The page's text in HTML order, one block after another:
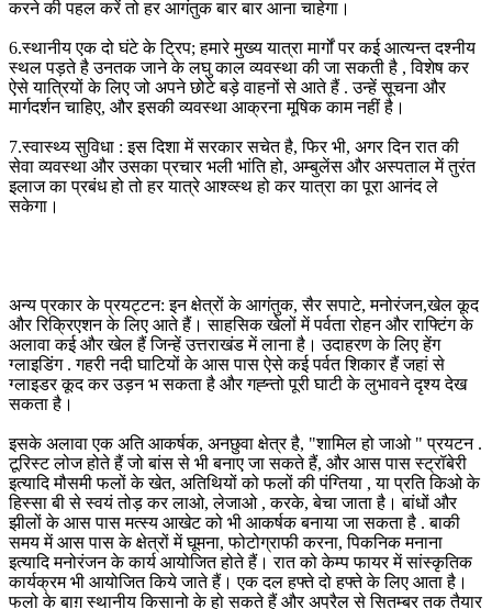
करने की पहल करें तो हर आगंतुक बार बार आना चाहेगा।
6.स्थानीय एक दो घंटे के ट्रिप; हमारे मुख्य यात्रा मार्गों पर कई आत्यन्त दश्नीय
स्थल पड़ते है उनतक जाने के लघु काल व्यवस्था की जा सकती है , विशेष कर
ऐसे यात्रियों के लिए जो अपने छोटे बड़े वाहनों से आते हैं . उन्हें सूचना और
मार्गदर्शन चाहिए, और इसकी व्यवस्था आक्रना मूषिक काम नहीं है।
7.स्वास्थ्य सुविधा : इस दिशा में सरकार सचेत है, फिर भी, अगर दिन रात की
सेवा व्यवस्था और उसका प्रचार भली भांति हो, अम्बुलेंस और अस्पताल में तुरंत
इलाज का प्रबंध हो तो हर यात्रे आश्व्स्थ हो कर यात्रा का पूरा आनंद ले
सकेगा।
अन्य प्रकार के प्रयट्टन: इन क्षेत्रों के आगंतुक, सैर सपाटे, मनोरंजन,खेल कूद
और रिक्रिएशन के लिए आते हैं। साहसिक खेलों में पर्वता रोहन और राफ्टिंग के
अलावा कई और खेल हैं जिन्हें उत्तराखंड में लाना है। उदाहरण के लिए हेंग
ग्लाइडिंग . गहरी नदी घाटियों के आस पास ऐसे कई पर्वत शिकार हैं जहां से
ग्लाइडर कूद कर उड़न भ सकता है और गह्न्तो पूरी घाटी के लुभावने दृश्य देख
सकता है।
इसके अलावा एक अति आकर्षक, अनछुवा क्षेत्र है, "शामिल हो जाओ " प्रयटन .
टूरिस्ट लोज होते हैं जो बांस से भी बनाए जा सकते हैं, और आस पास स्ट्रॉबेरी
इत्यादि मौसमी फलों के खेत, अतिथियों को फलों की पंग्तिया , या प्रति किओ के
हिस्सा बी से स्वयं तोड़ कर लाओ, लेजाओ , करके, बेचा जाता है। बांधों और
झीलों के आस पास मत्स्य आखेट को भी आकर्षक बनाया जा सकता है . बाकी
समय में आस पास के क्षेत्रों में घूमना, फोटोग्राफी करना, पिकनिक मनाना
इत्यादि मनोरंजन के कार्य आयोजित होते हैं। रात को केम्प फायर में सांस्कृतिक
कार्यक्रम भी आयोजित किये जाते हैं। एक दल हफ्ते दो हफ्ते के लिए आता है।
फलो के बाग़ स्थानीय किसानो के हो सकते हैं और अप्रैल से सितम्बर तक तैयार